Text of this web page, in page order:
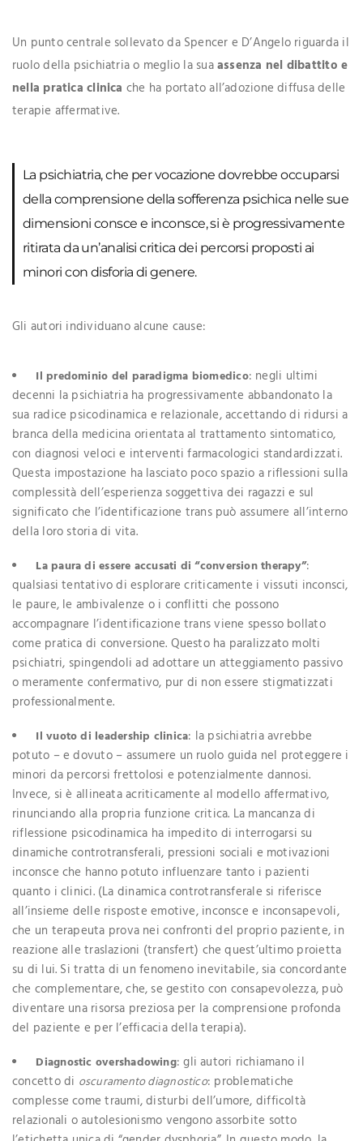
Un punto centrale sollevato da Spencer e D’Angelo riguarda il
ruolo della psichiatria o meglio la suaassenza nel dibattito e
nella pratica clinica che ha portato all’adozione diffusa delle
terapie affermative.
La psichiatria, che per vocazione dovrebbe occuparsi
della comprensione della sofferenza psichica nelle sue
dimensioni consce e inconsce, si è progressivamente
ritirata da un’analisi critica dei percorsi proposti ai
minori con disforia di genere.
Gli autori individuano alcune cause:
Il predominio del paradigma biomedico: negli ultimi
decenni la psichiatria ha progressivamente abbandonato la
sua radice psicodinamica e relazionale, accettando di ridursi a
branca della medicina orientata al trattamento sintomatico,
con diagnosi veloci e interventi farmacologici standardizzati.
Questa impostazione ha lasciato poco spazio a riflessioni sulla
complessità dell’esperienza soggettiva dei ragazzi e sul
significato che l’identificazione trans può assumere all’interno
della loro storia di vita.
La paura di essere accusati di “conversion therapy”:
qualsiasi tentativo di esplorare criticamente i vissuti inconsci,
le paure, le ambivalenze o i conflitti che possono
accompagnare l’identificazione trans viene spesso bollato
come pratica di conversione. Questo ha paralizzato molti
psichiatri, spingendoli ad adottare un atteggiamento passivo
o meramente confermativo, pur di non essere stigmatizzati
professionalmente.
Il vuoto di leadership clinica: la psichiatria avrebbe
potuto – e dovuto – assumere un ruolo guida nel proteggere i
minori da percorsi frettolosi e potenzialmente dannosi.
Invece, si è allineata acriticamente al modello affermativo,
rinunciando alla propria funzione critica. La mancanza di
riflessione psicodinamica ha impedito di interrogarsi su
dinamiche controtransferali, pressioni sociali e motivazioni
inconsce che hanno potuto influenzare tanto i pazienti
quanto i clinici. (La dinamica controtransferale si riferisce
all’insieme delle risposte emotive, inconsce e inconsapevoli,
che un terapeuta prova nei confronti del proprio paziente, in
reazione alle traslazioni (transfert) che quest’ultimo proietta
su di lui. Si tratta di un fenomeno inevitabile, sia concordante
che complementare, che, se gestito con consapevolezza, può
diventare una risorsa preziosa per la comprensione profonda
del paziente e per l’efficacia della terapia).
Diagnostic overshadowing: gli autori richiamano il
concetto di oscuramento diagnostico: problematiche
complesse come traumi, disturbi dell’umore, difficoltà
relazionali o autolesionismo vengono assorbite sotto